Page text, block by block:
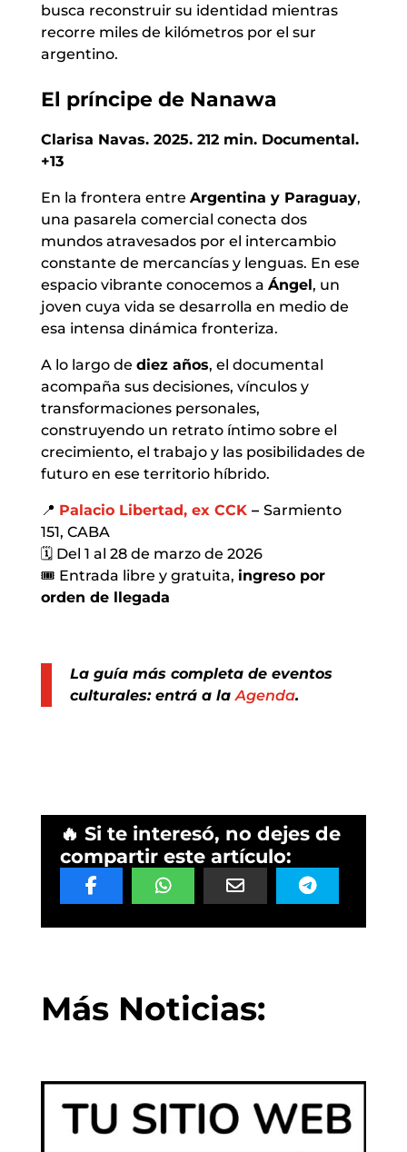
busca reconstruir su identidad mientras
recorre miles de kilómetros por el sur
argentino.
El príncipe de Nanawa
Clarisa Navas. 2025. 212 min. Documental.
+13
En la frontera entre Argentina y Paraguay,
una pasarela comercial conecta dos
mundos atravesados por el intercambio
constante de mercancías y lenguas. En ese
espacio vibrante conocemos a Ángel, un
joven cuya vida se desarrolla en medio de
esa intensa dinámica fronteriza.
A lo largo de diez años, el documental
acompaña sus decisiones, vínculos y
transformaciones personales,
construyendo un retrato íntimo sobre el
crecimiento, el trabajo y las posibilidades de
futuro en ese territorio híbrido.
📍 Palacio Libertad, ex CCK– Sarmiento
151, CABA
🗓️ Del 1 al 28 de marzo de 2026
🎟️ Entrada libre y gratuita, ingreso por
orden de llegada
La guía más completa de eventos
culturales: entrá a laAgenda.
🔥 Si te interesó, no dejes de
compartir este artículo:
Más Noticias: